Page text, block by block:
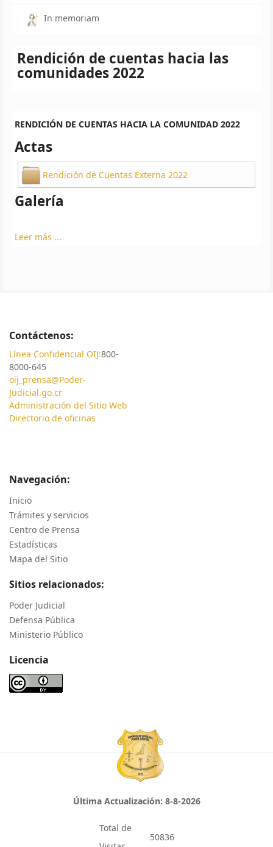
In memoriam
Rendición de cuentas hacia las
comunidades 2022
RENDICIÓN DE CUENTAS HACIA LA COMUNIDAD 2022
Actas
Rendición de Cuentas Externa 2022
Galería
Leer más ...
Contáctenos:
Línea Confidencial OIJ:800-
8000-645
oij_prensa@Poder-
Judicial.go.cr
Administración del Sitio Web
Directorio de oficinas
Navegación:
Inicio
Trámites y servicios
Centro de Prensa
Estadísticas
Mapa del Sitio
Sitios relacionados:
Poder Judicial
Defensa Pública
Ministerio Público
Licencia
Última Actualización: 8-8-2026
Total de
50836